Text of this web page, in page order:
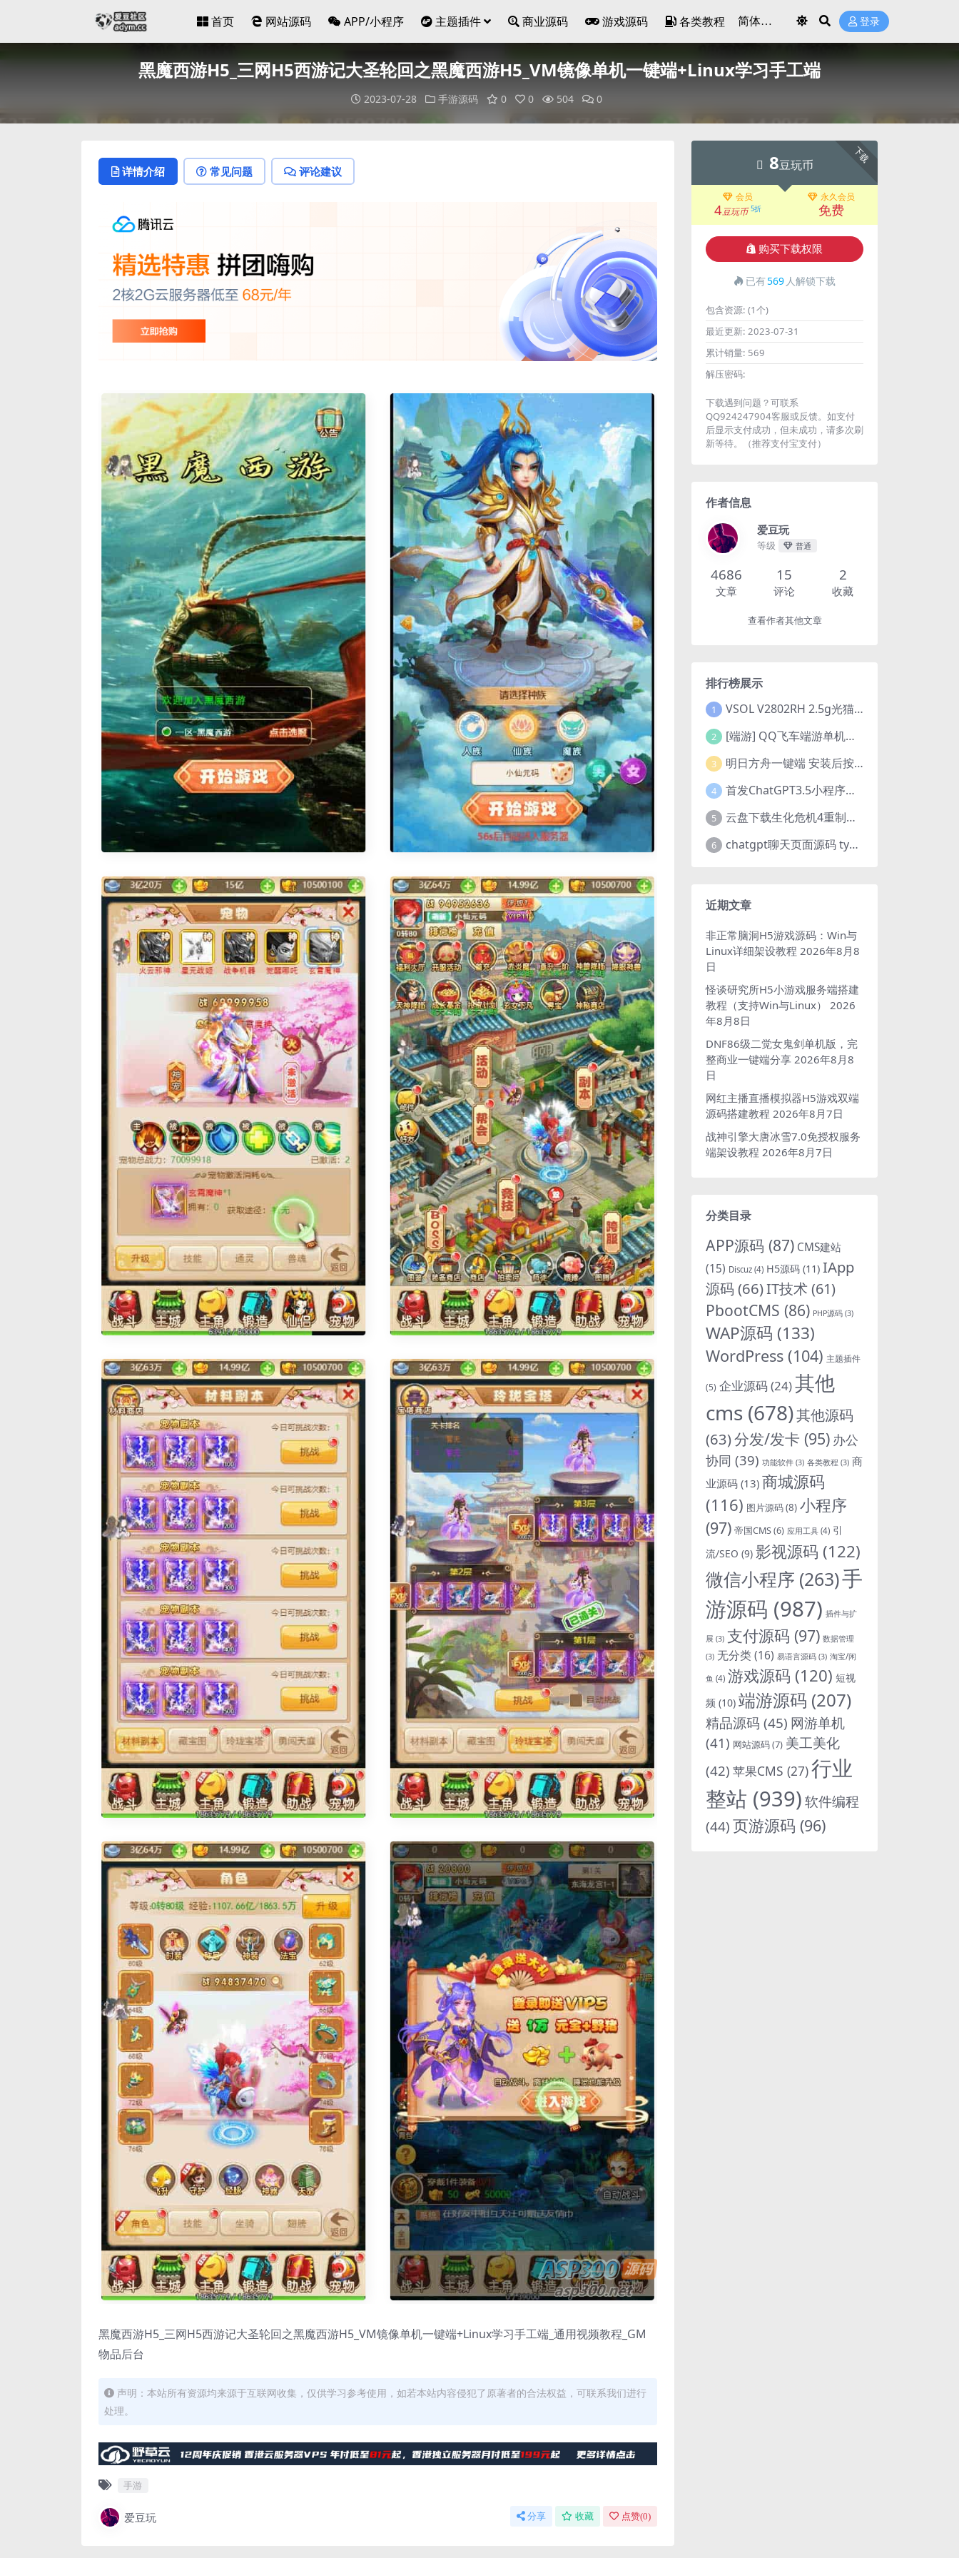
首页 网站源码 APP/小程序 主题插件 商业源码 游戏源码 各类教程 登录
黑魔西游H5_三网H5西游记大圣轮回之黑魔西游H5_VM镜像单机一键端+Linux学习手工端
2023-07-28 手游源码 0 0 504 0
详情介绍 常见问题 评论建议
黑魔西游H5_三网H5西游记大圣轮回之黑魔西游H5_VM镜像单机一键端+Linux学习手工端_通用视频教程_GM
物品后台
声明：本站所有资源均来源于互联网收集，仅供学习参考使用，如若本站内容侵犯了原著者的合法权益，可联系我们进行
处理。
手游
爱豆玩 分享 收藏 点赞(0)
下载
8豆玩币
会员
4豆玩币 5折
永久会员
免费
购买下载权限
已有569 人解锁下载
包含资源: (1个)
最近更新: 2023-07-31
累计销量: 569
解压密码:
下载遇到问题？可联系
QQ924247904客服或反馈。如支付
后显示支付成功，但未成功，请多次刷
新等待。（推荐支付宝支付）
作者信息
爱豆玩
等级 普通
4686
文章
15
评论
2
收藏
查看作者其他文章
排行榜展示
1 VSOL V2802RH 2.5g光猫 设置使用教程及设置SN教程-附带稳定固件使用手册等
2 [端游] QQ飞车端游单机版，各种车套装都有，免虚拟机
3 明日方舟一键端 安装后按说明启动即可
4 首发ChatGPT3.5小程序开源vue
5 云盘下载生化危机4重制版女皇豪华版分流+女皇学习补丁+修改器 解压即玩【阿里云盘】
6 chatgpt聊天页面源码 typecho博客程序joe主题
近期文章
非正常脑洞H5游戏源码：Win与
Linux详细架设教程 2026年8月8
日
怪谈研究所H5小游戏服务端搭建
教程（支持Win与Linux）
2026
年8月8日
DNF86级二觉女鬼剑单机版，完
整商业一键端分享 2026年8月8
日
网红主播直播模拟器H5游戏双端
源码搭建教程 2026年8月7日
战神引擎大唐冰雪7.0免授权服务
端架设教程 2026年8月7日
分类目录
APP源码 (87) CMS建站
(15) Discuz (4) H5源码 (11) IApp
源码 (66)IT技术(61)
PbootCMS (86) PHP源码 (3)
WAP源码 (133)
WordPress (104) 主题插件
(5) 企业源码(24)其他
cms (678)其他源码
(63)分发/发卡 (95) 办公
协同 (39) 功能软件 (3) 各类教程 (3) 商
业源码 (13) 商城源码
(116) 图片源码(8) 小程序
(97) 帝国CMS(6) 应用工具 (4) 引
流/SEO (9) 影视源码 (122)
微信小程序 (263)手
游源码 (987) 插件与扩
展 (3) 支付源码 (97) 数据管理
(3) 无分类(16) 易语言源码 (3) 淘宝/闲
鱼 (4) 游戏源码 (120) 短视
频 (10) 端游源码 (207)
精品源码 (45) 网游单机
(41) 网站源码(7) 美工美化
(42) 苹果CMS (27)行业
整站 (939)软件编程
(44)页游源码 (96)